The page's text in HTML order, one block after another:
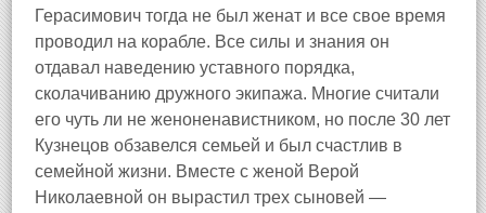
Герасимович тогда не был женат и все свое время
проводил на корабле. Все силы и знания он
отдавал наведению уставного порядка,
сколачиванию дружного экипажа. Многие считали
его чуть ли не женоненавистником, но после 30 лет
Кузнецов обзавелся семьей и был счастлив в
семейной жизни. Вместе с женой Верой
Николаевной он вырастил трех сыновей —